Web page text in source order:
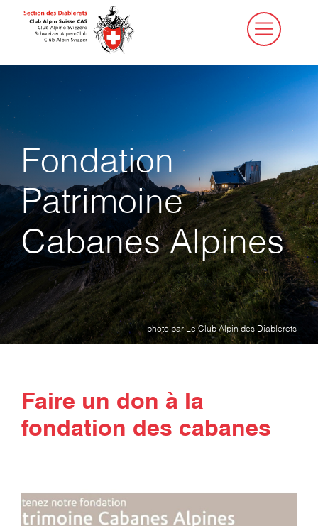
Fondation
Patrimoine
Cabanes Alpines
photo par Le Club Alpin des Diablerets
Faire un don à la
fondation des cabanes